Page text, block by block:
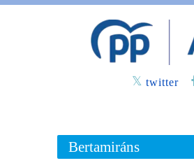
twitter
Bertamiráns